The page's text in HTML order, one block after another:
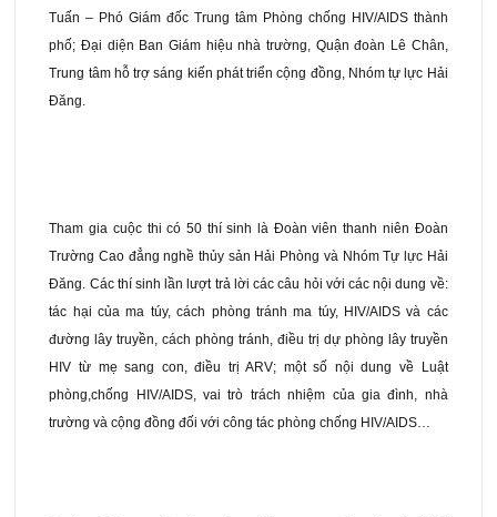
Tuấn – Phó Giám đốc Trung tâm Phòng chống HIV/AIDS thành
phố; Đại diện Ban Giám hiệu nhà trường, Quận đoàn Lê Chân,
Trung tâm hỗ trợ sáng kiến phát triển cộng đồng, Nhóm tự lực Hải
Đăng.
Tham gia cuộc thi có 50 thí sinh là Đoàn viên thanh niên Đoàn
Trường Cao đẳng nghề thủy sản Hải Phòng và Nhóm Tự lực Hải
Đăng. Các thí sinh lần lượt trả lời các câu hỏi với các nội dung về:
tác hại của ma túy, cách phòng tránh ma túy, HIV/AIDS và các
đường lây truyền, cách phòng tránh, điều trị dự phòng lây truyền
HIV từ mẹ sang con, điều trị ARV; một số nội dung về Luật
phòng,chống HIV/AIDS, vai trò trách nhiệm của gia đình, nhà
trường và cộng đồng đối với công tác phòng chống HIV/AIDS…